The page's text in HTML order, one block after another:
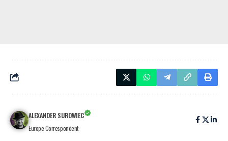
ALEXANDER SUROWIEC
Europe Correspondent